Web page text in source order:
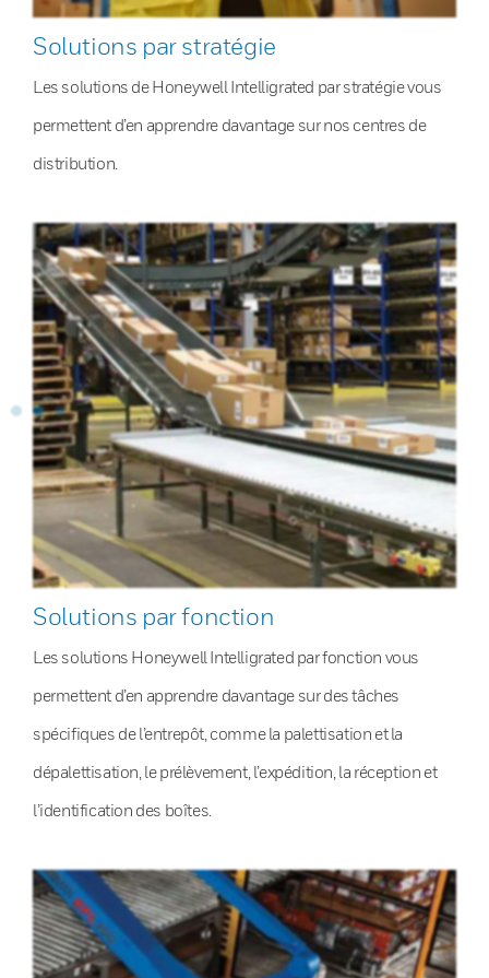
Solutions par stratégie
Les solutions de Honeywell Intelligrated par stratégie vous
permettent d’en apprendre davantage sur nos centres de
distribution.
Solutions par fonction
Les solutions Honeywell Intelligrated par fonction vous
permettent d’en apprendre davantage sur des tâches
spécifiques de l’entrepôt, comme la palettisation et la
dépalettisation, le prélèvement, l’expédition, la réception et
l’identification des boîtes.